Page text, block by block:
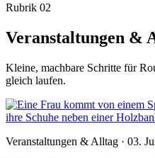
Rubrik 02
Veranstaltungen &
Kleine, machbare Schritte für
gleich laufen.
Veranstaltungen & Alltag · 03.